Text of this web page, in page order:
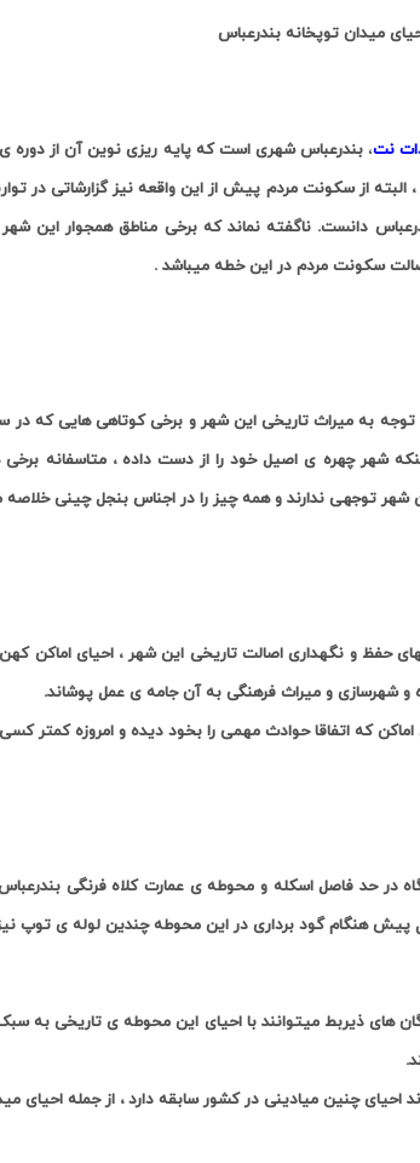
میدان توپخانه بندرعباس
نت،بندرعباس شهری است که پایه ریزی نوین آن از دوره
البته از سکونت مردم پیش از این واقعه نیز گزارشاتی در
دانست. ناگفته نماند که برخی مناطق همجوار این
سکونت مردم در این خطه میباشد .
توجه به میراث تاریخی این شهر و برخی کوتاهی هایی که در
شهر چهره ی اصیل خود را از دست داده ، متاسفانه
شهر توجهی ندارند و همه چیز را در اجناس بنجل چینی خلاصه
حفظ و نگهداری اصالت تاریخی این شهر ، احیای اماکن
و شهرسازی و میراث فرهنگی به آن جامه ی عمل پوشاند.
اماکن که اتفاقا حوادث مهمی را بخود دیده و امروزه کمتر
در حد فاصل اسکله و محوطه ی عمارت کلاه فرنگی
پیش هنگام گود برداری در این محوطه چندین لوله ی توپ
های ذیربط میتوانند با احیای این محوطه ی تاریخی به
.
احیای چنین میادینی در کشور سابقه دارد ، از جمله احیای